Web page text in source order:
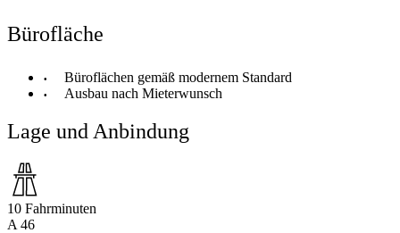
Bürofläche
Büroflächen gemäß modernem Standard
Ausbau nach Mieterwunsch
Lage und Anbindung
10 Fahrminuten
A 46